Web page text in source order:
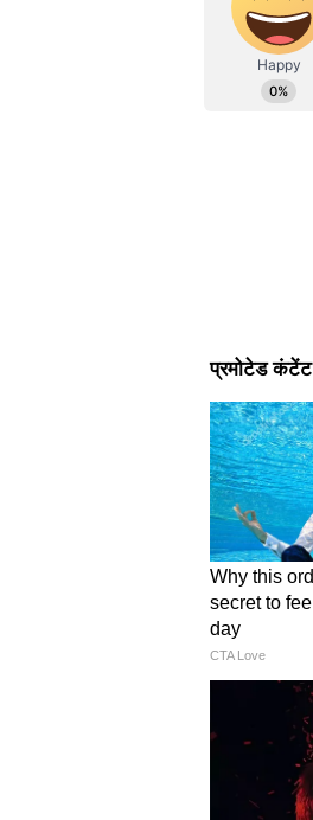
मुकुंदन ने
महत्वपूर्ण
को आगे
और विशेष
में सहायता
स्किल
उन्होंने
ट्रेनिंग
कहा कि
को और
(हेडलाइन के